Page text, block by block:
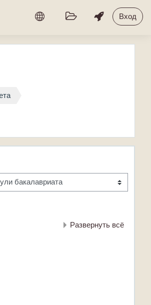
Вход
Развернуть всё